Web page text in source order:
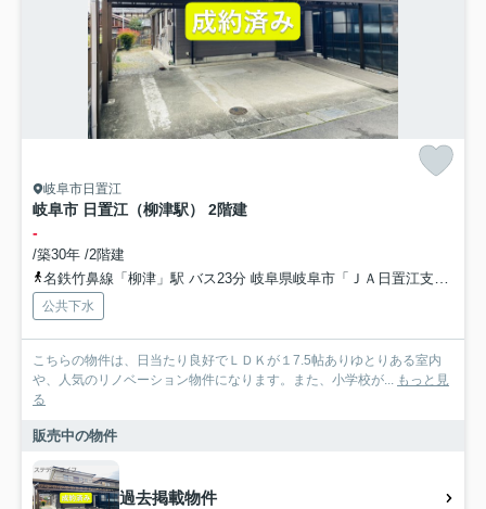
岐阜市日置江
岐阜市 日置江（柳津駅） 2階建
-
/築30年 /2階建
名鉄竹鼻線「柳津」駅 バス23分 岐阜県岐阜市「ＪＡ日置江支店前」 停歩4分車12分 4.7km
公共下水
こちらの物件は、日当たり良好でＬＤＫが１7.5帖ありゆとりある室内
や、人気のリノベーション物件になります。また、小学校が... もっと見
る
販売中の物件
過去掲載物件